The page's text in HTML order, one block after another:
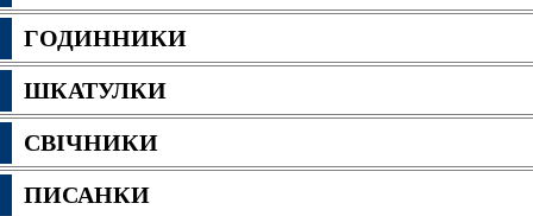
ГОДИННИКИ
ШКАТУЛКИ
СВІЧНИКИ
ПИСАНКИ